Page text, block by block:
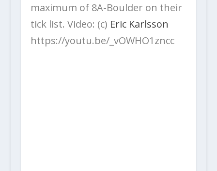
maximum of 8A-Boulder on their
tick list. Video: (c) Eric Karlsson
https://youtu.be/_vOWHO1zncc